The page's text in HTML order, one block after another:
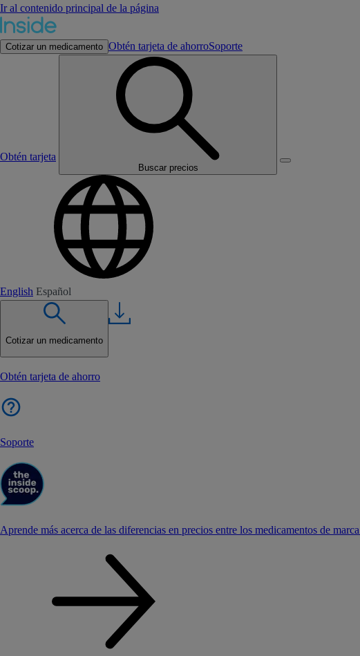
Ir al contenido principal de la página
Cotizar un medicamento Obtén tarjeta de ahorroSoporte
Obtén tarjeta
Buscar precios
English Español
Cotizar un medicamento
Obtén tarjeta de ahorro
Soporte
Aprende más acerca de las diferencias en precios entre los medicamentos de